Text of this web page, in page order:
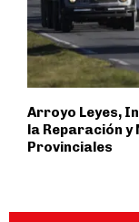
Arroyo Leyes,
la Reparación
Provinciales